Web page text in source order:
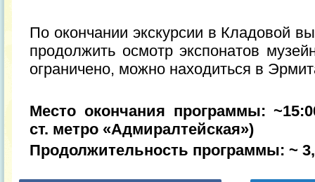
По окончании экскурсии в Кладовой
продолжить осмотр экспонатов
ограничено, можно находиться в
Место окончания программы:
ст. метро «Адмиралтейская»)
Продолжительность программы: ~